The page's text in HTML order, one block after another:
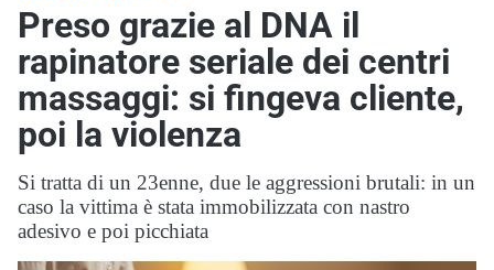
Preso grazie al DNA il
rapinatore seriale dei centri
massaggi: si fingeva cliente,
poi la violenza
Si tratta di un 23enne, due le aggressioni brutali: in un
caso la vittima è stata immobilizzata con nastro
adesivo e poi picchiata